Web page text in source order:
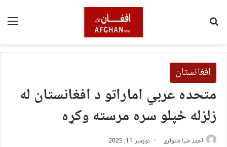
افغانستان
متحده عربي اماراتو د افغانستان له
زلزله ځپلو سره مرسته وکړه
احمد ضیا شنواری نوومبر 11, 2025